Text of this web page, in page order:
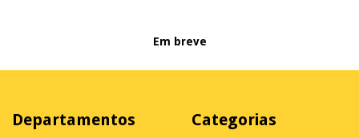
Em breve
Departamentos Categorias